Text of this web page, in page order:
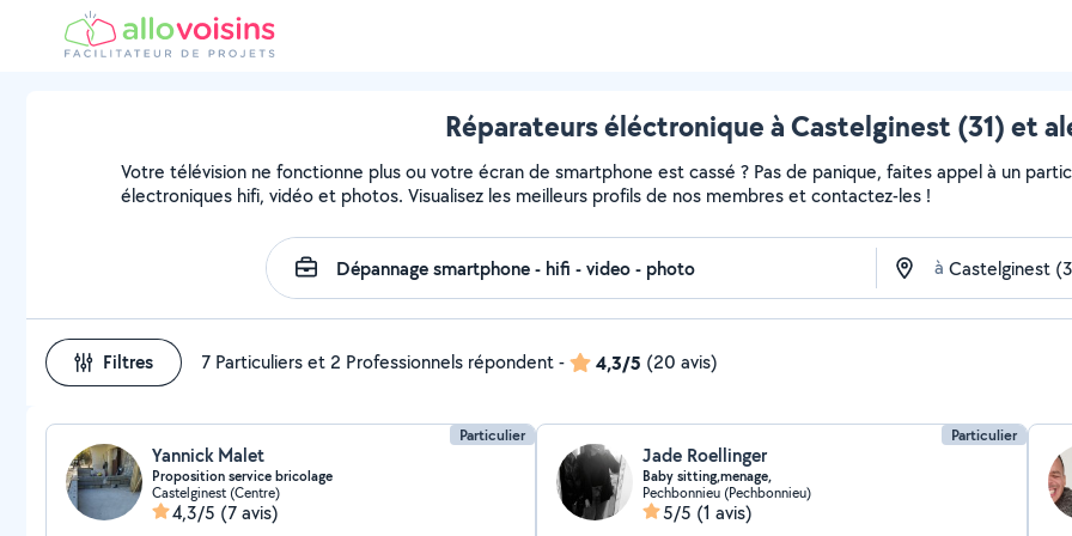
Réparateurs éléctronique à Castelginest (31) et
Votre télévision ne fonctionne plus ou votre écran de smartphone est cassé ? Pas de panique, faites appel à un
électroniques hifi, vidéo et photos. Visualisez les meilleurs profils de nos membres et contactez-les !
à
Filtres 7 Particuliers et 2 Professionnels répondent- 4,3/5 (20 avis)
Particulier
Yannick Malet
Proposition service bricolage
Castelginest (Centre)
4,3/5 (7 avis)
Particulier
Jade Roellinger
Baby sitting,menage,
Pechbonnieu (Pechbonnieu)
5/5 (1 avis)